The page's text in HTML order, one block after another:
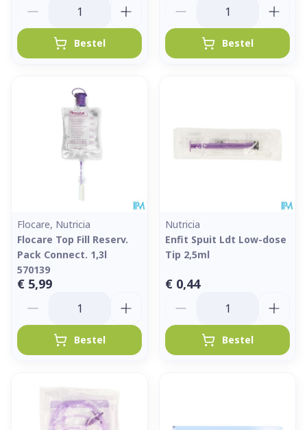
Bestel Bestel
Flocare, Nutricia
Flocare Top Fill Reserv.
Pack Connect. 1,3l
570139
€ 5,99
Bestel
Nutricia
Enfit Spuit Ldt Low-dose
Tip 2,5ml
€ 0,44
Bestel